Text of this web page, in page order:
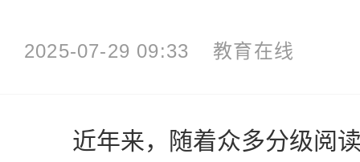
2025-07-29 09:33 教育在线
近年来，随着众多分级阅读